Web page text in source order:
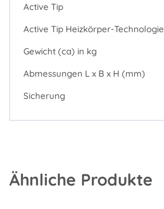
Active Tip
Active Tip Heizkörper-Technologie
Gewicht (ca) in kg
Abmessungen L x B x H (mm)
Sicherung
Ähnliche Produkte